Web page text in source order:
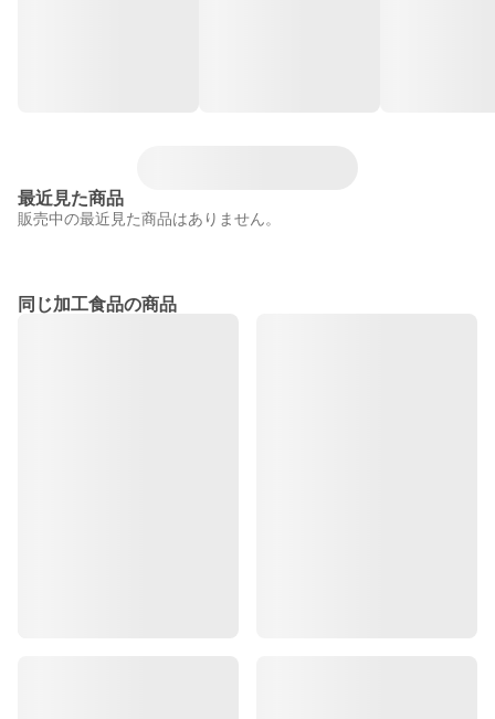
最近見た商品
販売中の最近見た商品はありません。
同じ加工食品の商品